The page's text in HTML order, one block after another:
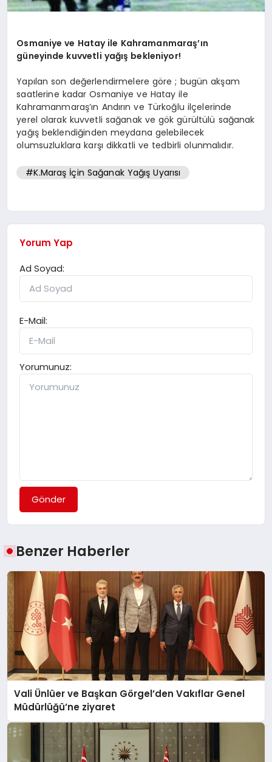
Osmaniye ve Hatay ile Kahramanmaraş’ın
güneyinde kuvvetli yağış bekleniyor!
Yapılan son değerlendirmelere göre ; bugün akşam
saatlerine kadar Osmaniye ve Hatay ile
Kahramanmaraş’ın Andırın ve Türkoğlu ilçelerinde
yerel olarak kuvvetli sağanak ve gök gürültülü sağanak
yağış beklendiğinden meydana gelebilecek
olumsuzluklara karşı dikkatli ve tedbirli olunmalıdır.
#K.Maraş İçin Sağanak Yağış Uyarısı
Yorum Yap
Ad Soyad:
E-Mail:
Yorumunuz:
Gönder
Benzer Haberler
Vali Ünlüer ve Başkan Görgel’den Vakıflar Genel
Müdürlüğü’ne ziyaret